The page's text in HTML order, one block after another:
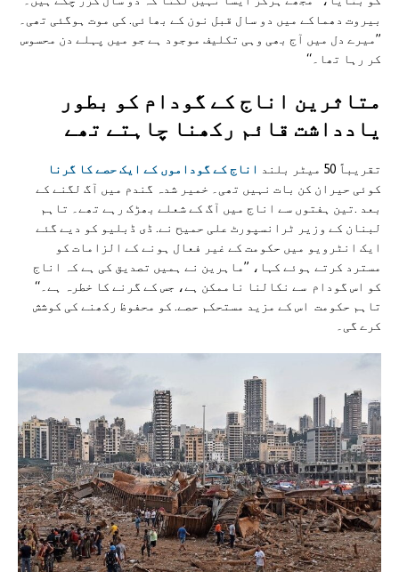
بیروت دھماکے میں دو سال قبل نون کے بھائی. کی موت ہوگئی تھی۔
”میرے دل میں آج بھی وہی تکلیف موجود ہے جو میں پہلے دن محسوس
کر رہا تھا۔‘‘
متاثرین اناج کے گودام کو بطور
یادداشت قائم رکھنا چاہتے تھے
تقریباً 50 میٹر بلند
اناج کے گوداموں کے ایک حصے کا گرنا
کوئی حیران کن بات نہیں تھی۔ خمیر شدہ گندم میں آگ لگنے کے
بعد .تین ہفتوں سے اناج میں آگ کے شعلے بھڑک رہے تھے۔ تاہم
لبنان کے وزیر ٹرانسپورٹ علی حمیح نے. ڈی ڈبلیو کو دیے گئے
ایک انٹرویو میں حکومت کے غیر فعال ہونے کے الزامات کو
مسترد کرتے ہوئے کہا، ”ماہرین نے ہمیں تصدیق کی ہے کہ اناج
کو اس گودام سے نکالنا ناممکن ہے، جس کے گرنے کا خطرہ ہے۔‘‘
تاہم حکومت اس کے مزید مستحکم حصے. کو محفوظ رکھنے کی کوشش
کرے گی۔